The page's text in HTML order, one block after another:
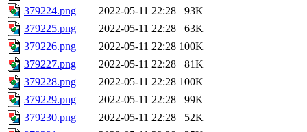
379224.png
2022-05-11 22:28
93K
379225.png
2022-05-11 22:28
63K
379226.png
2022-05-11 22:28 100K
379227.png
2022-05-11 22:28
81K
379228.png
2022-05-11 22:28 100K
379229.png
2022-05-11 22:28
99K
379230.png
2022-05-11 22:28
52K